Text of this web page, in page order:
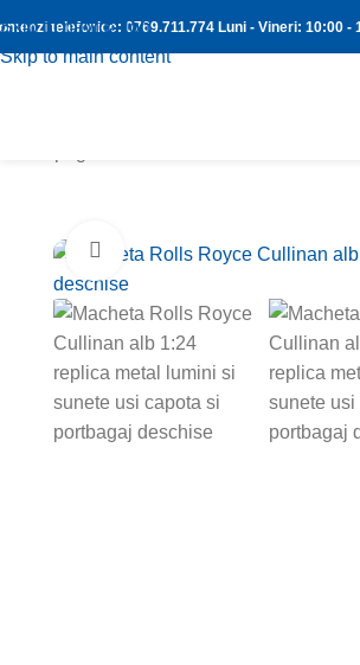
Skip to navigation
Skip to main content
telefonice: 0769.711.774 Luni - Vineri: 10:00 -
Faceți clic pentru a mări